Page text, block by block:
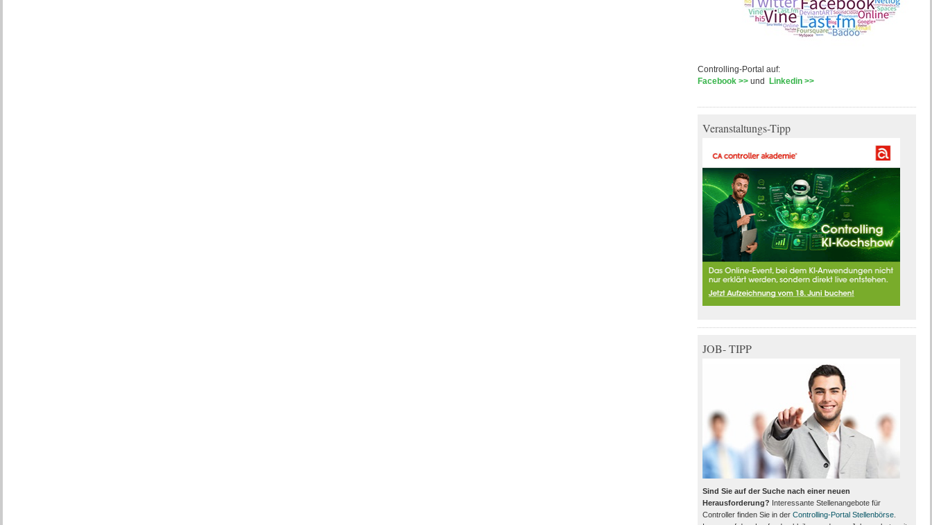
Controlling-Portal auf:
Facebook >>und Linkedin >>
Veranstaltungs-Tipp
JOB- TIPP
Sind Sie auf der Suche nach einer neuen
Herausforderung? Interessante Stellenangebote für
Controller finden Sie in der Controlling-Portal Stellenbörse.